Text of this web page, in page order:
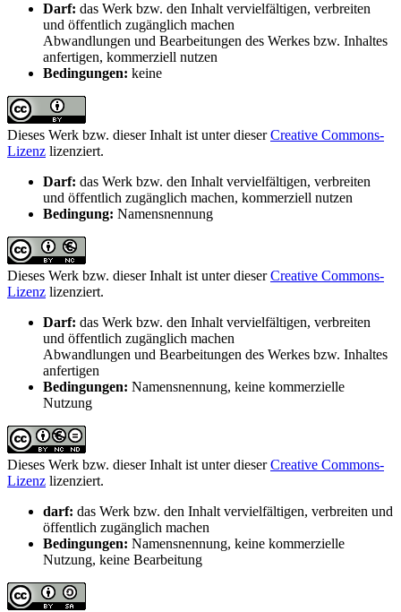
Darf: das Werk bzw. den Inhalt vervielfältigen, verbreiten
und öffentlich zugänglich machen
Abwandlungen und Bearbeitungen des Werkes bzw. Inhaltes
anfertigen, kommerziell nutzen
Bedingungen: keine
Dieses Werk bzw. dieser Inhalt ist unter dieserCreative Commons-
Lizenz lizenziert.
Darf: das Werk bzw. den Inhalt vervielfältigen, verbreiten
und öffentlich zugänglich machen, kommerziell nutzen
Bedingung: Namensnennung
Dieses Werk bzw. dieser Inhalt ist unter dieserCreative Commons-
Lizenz lizenziert.
Darf: das Werk bzw. den Inhalt vervielfältigen, verbreiten
und öffentlich zugänglich machen
Abwandlungen und Bearbeitungen des Werkes bzw. Inhaltes
anfertigen
Bedingungen: Namensnennung, keine kommerzielle
Nutzung
Dieses Werk bzw. dieser Inhalt ist unter dieserCreative Commons-
Lizenz lizenziert.
darf: das Werk bzw. den Inhalt vervielfältigen, verbreiten und
öffentlich zugänglich machen
Bedingungen: Namensnennung, keine kommerzielle
Nutzung, keine Bearbeitung